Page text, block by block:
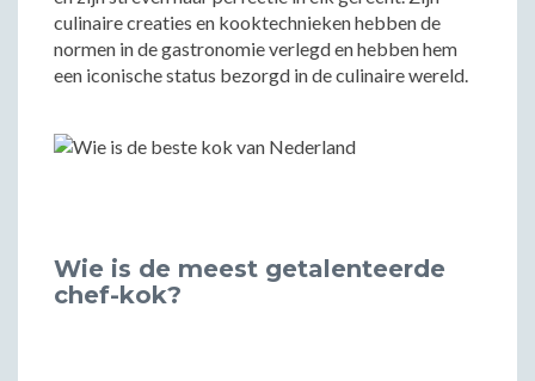
culinaire creaties en kooktechnieken hebben de
normen in de gastronomie verlegd en hebben hem
een iconische status bezorgd in de culinaire wereld.
Wie is de meest getalenteerde
chef-kok?